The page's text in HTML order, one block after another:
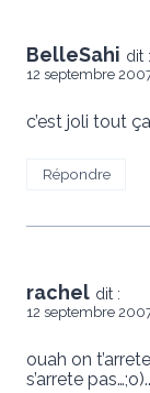
BelleSahi dit :
12 septembre
c’est joli tout
Répondre
rachel dit :
12 septembre
ouah on
s’arrete